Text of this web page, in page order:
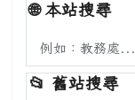
🌐本站搜尋
搜尋本站內容
📂 舊站搜尋